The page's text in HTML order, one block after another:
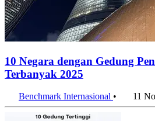
10 Negara dengan Gedung
Terbanyak 2025
Benchmark Internasional • 11